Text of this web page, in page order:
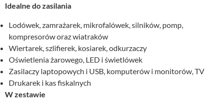
Idealne do zasilania
Lodówek, zamrażarek, mikrofalówek, silników, pomp,
kompresorów oraz wiatraków
Wiertarek, szlifierek, kosiarek, odkurzaczy
Oświetlenia żarowego, LED i świetlówek
Zasilaczy laptopowych i USB, komputerów i monitorów, TV
Drukarek i kas fiskalnych
W zestawie